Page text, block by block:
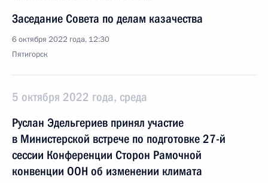
Заседание Совета по делам казачества
6 октября 2022 года, 12:30
Пятигорск
5 октября 2022 года, среда
Руслан Эдельгериев принял участие
в Министерской встрече по подготовке 27-й
сессии Конференции Сторон Рамочной
конвенции ООН об изменении климата